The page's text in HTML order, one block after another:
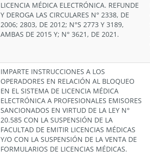
LICENCIA MÉDICA ELECTRÓNICA. REFUNDE
Y DEROGA LAS CIRCULARES N° 2338, DE
2006; 2803, DE 2012; N°S 2773 Y 3189,
AMBAS DE 2015 Y; N° 3621, DE 2021.
IMPARTE INSTRUCCIONES A LOS
OPERADORES EN RELACIÓN AL BLOQUEO
EN EL SISTEMA DE LICENCIA MÉDICA
ELECTRÓNICA A PROFESIONALES EMISORES
SANCIONADOS EN VIRTUD DE LA LEY N°
20.585 CON LA SUSPENSIÓN DE LA
FACULTAD DE EMITIR LICENCIAS MÉDICAS
Y/O CON LA SUSPENSIÓN DE LA VENTA DE
FORMULARIOS DE LICENCIAS MÉDICAS.